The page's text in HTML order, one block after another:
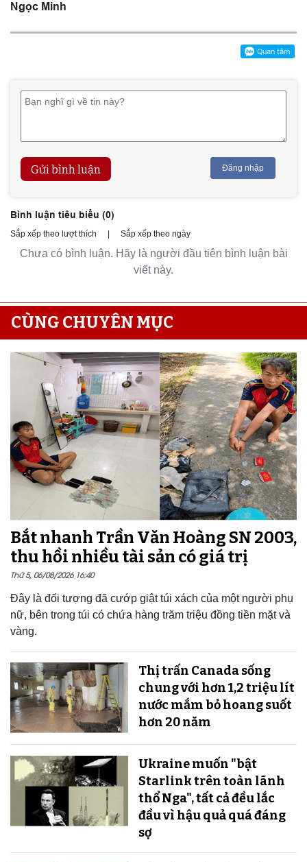
Ngọc Minh
Gửi bình luận Đăng nhập
Bình luận tiêu biểu (0)
Sắp xếp theo lượt thích Sắp xếp theo ngày
Chưa có bình luận. Hãy là người đầu tiên bình luận bài
viết này.
CÙNG CHUYÊN MỤC
Bắt nhanh Trần Văn Hoàng SN 2003,
thu hồi nhiều tài sản có giá trị
Thứ 5, 06/08/2026 16:40
Đây là đối tượng đã cướp giật túi xách của một người phụ
nữ, bên trong túi có chứa hàng trăm triệu đồng tiền mặt và
vàng.
Thị trấn Canada sống
chung với hơn 1,2 triệu lít
nước mắm bỏ hoang suốt
hơn 20 năm
Ukraine muốn "bật
Starlink trên toàn lãnh
thổ Nga", tất cả đều lắc
đầu vì hậu quả quá đáng
sợ